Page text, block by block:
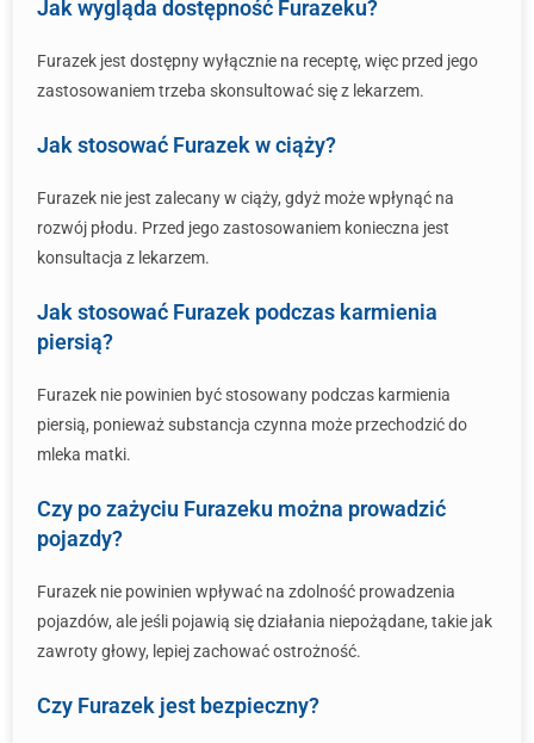
Jak wygląda dostępność Furazeku?
Furazek jest dostępny wyłącznie na receptę, więc przed jego
zastosowaniem trzeba skonsultować się z lekarzem.
Jak stosować Furazek w ciąży?
Furazek nie jest zalecany w ciąży, gdyż może wpłynąć na
rozwój płodu. Przed jego zastosowaniem konieczna jest
konsultacja z lekarzem.
Jak stosować Furazek podczas karmienia
piersią?
Furazek nie powinien być stosowany podczas karmienia
piersią, ponieważ substancja czynna może przechodzić do
mleka matki.
Czy po zażyciu Furazeku można prowadzić
pojazdy?
Furazek nie powinien wpływać na zdolność prowadzenia
pojazdów, ale jeśli pojawią się działania niepożądane, takie jak
zawroty głowy, lepiej zachować ostrożność.
Czy Furazek jest bezpieczny?